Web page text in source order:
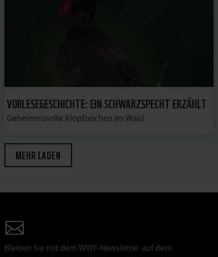
VORLESEGESCHICHTE: EIN SCHWARZSPECHT ERZÄHLT
Geheimnisvolle Klopfzeichen im Wald
MEHR LADEN
Bleiben Sie mit dem WWF-Newsletter auf dem